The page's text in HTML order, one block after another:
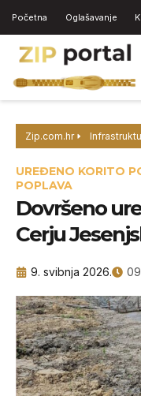
Početna Oglašavanje
Zip.com.hr
UREĐENO KORITO
POPLAVA
Dovršeno
Cerju
9. svibnja 2026.